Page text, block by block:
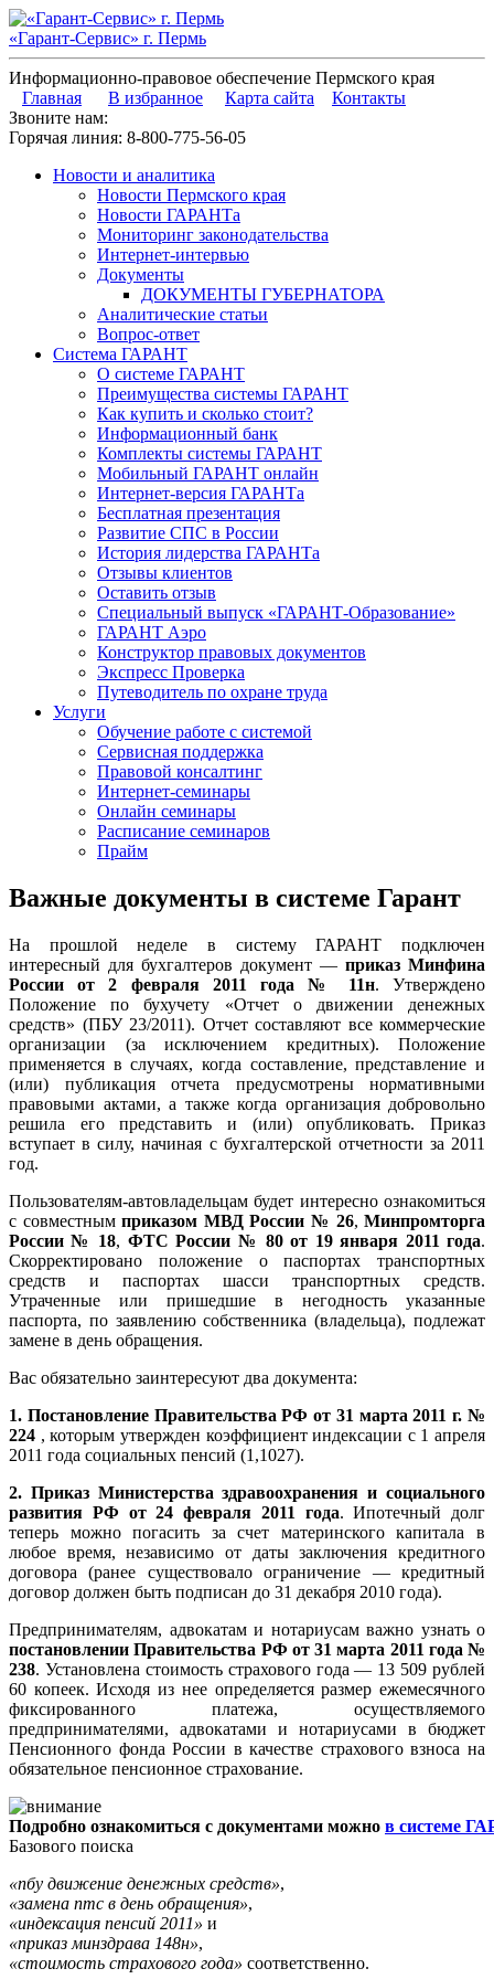
«Гарант-Сервис» г. Пермь
Информационно-правовое обеспечение Пермского края
Главная
В избранное Карта сайта
Контакты
Звоните нам:
Горячая линия: 8-800-775-56-05
Новости и аналитика
Новости Пермского края
Новости ГАРАНТа
Мониторинг законодательства
Интернет-интервью
Документы
ДОКУМЕНТЫ ГУБЕРНАТОРА
Аналитические статьи
Вопрос-ответ
Система ГАРАНТ
О системе ГАРАНТ
Преимущества системы ГАРАНТ
Как купить и сколько стоит?
Информационный банк
Комплекты системы ГАРАНТ
Мобильный ГАРАНТ онлайн
Интернет-версия ГАРАНТа
Бесплатная презентация
Развитие СПС в России
История лидерства ГАРАНТа
Отзывы клиентов
Оставить отзыв
Специальный выпуск «ГАРАНТ-Образование»
ГАРАНТ Аэро
Конструктор правовых документов
Экспресс Проверка
Путеводитель по охране труда
Услуги
Обучение работе с системой
Сервисная поддержка
Правовой консалтинг
Интернет-семинары
Онлайн семинары
Расписание семинаров
Прайм
Важные документы в системе Гарант
На прошлой неделе в систему ГАРАНТ подключен
интересный для бухгалтеров документ — приказ Минфина
России от 2 февраля 2011 года № 11н. Утверждено
Положение по бухучету «Отчет о движении денежных
средств» (ПБУ 23/2011). Отчет составляют все коммерческие
организации (за исключением кредитных). Положение
применяется в случаях, когда составление, представление и
(или) публикация отчета предусмотрены нормативными
правовыми актами, а также когда организация добровольно
решила его представить и (или) опубликовать. Приказ
вступает в силу, начиная с бухгалтерской отчетности за 2011
год.
Пользователям-автовладельцам будет интересно ознакомиться
с совместным приказом МВД России № 26, Минпромторга
России № 18, ФТС России № 80 от 19 января 2011 года.
Скорректировано положение о паспортах транспортных
средств и паспортах шасси транспортных средств.
Утраченные или пришедшие в негодность указанные
паспорта, по заявлению собственника (владельца), подлежат
замене в день обращения.
Вас обязательно заинтересуют два документа:
1. Постановление Правительства РФ от 31 марта 2011 г. №
224 , которым утвержден коэффициент индексации с 1 апреля
2011 года социальных пенсий (1,1027).
2. Приказ Министерства здравоохранения и социального
развития РФ от 24 февраля 2011 года. Ипотечный долг
теперь можно погасить за счет материнского капитала в
любое время, независимо от даты заключения кредитного
договора (ранее существовало ограничение — кредитный
договор должен быть подписан до 31 декабря 2010 года).
Предпринимателям, адвокатам и нотариусам важно узнать о
постановлении Правительства РФ от 31 марта 2011 года №
238. Установлена стоимость страхового года — 13 509 рублей
60 копеек. Исходя из нее определяется размер ежемесячного
фиксированного платежа, осуществляемого
предпринимателями, адвокатами и нотариусами в бюджет
Пенсионного фонда России в качестве страхового взноса на
обязательное пенсионное страхование.
Подробно ознакомиться с документами можно в системе
Базового поиска
«пбу движение денежных средств»,
«замена птс в день обращения»,
«индексация пенсий 2011» и
«приказ минздрава 148н»,
«стоимость страхового года» соответственно.